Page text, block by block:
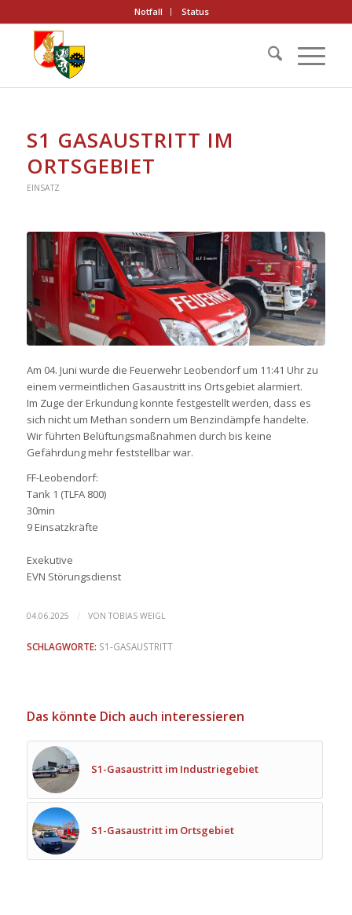
Notfall Status
S1 GASAUSTRITT IM
ORTSGEBIET
EINSATZ
Am 04. Juni wurde die Feuerwehr Leobendorf um 11:41 Uhr zu
einem vermeintlichen Gasaustritt ins Ortsgebiet alarmiert.
Im Zuge der Erkundung konnte festgestellt werden, dass es
sich nicht um Methan sondern um Benzindämpfe handelte.
Wir führten Belüftungsmaßnahmen durch bis keine
Gefährdung mehr feststellbar war.
FF-Leobendorf:
Tank 1 (TLFA 800)
30min
9 Einsatzkräfte
Exekutive
EVN Störungsdienst
04.06.2025 / VONTOBIAS WEIGL
SCHLAGWORTE: S1-GASAUSTRITT
Das könnte Dich auch interessieren
S1-Gasaustritt im Industriegebiet
S1-Gasaustritt im Ortsgebiet